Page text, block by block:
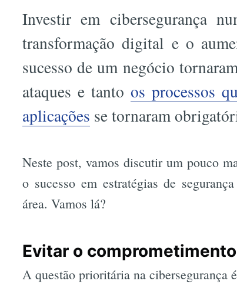
Investir em cibersegurança
transformação digital e o
sucesso de um negócio
ataques e tantoos processos
aplicações se tornaram
Neste post, vamos discutir um pouco
o sucesso em estratégias de
área. Vamos lá?
Evitar o
A questão prioritária na cibersegurança